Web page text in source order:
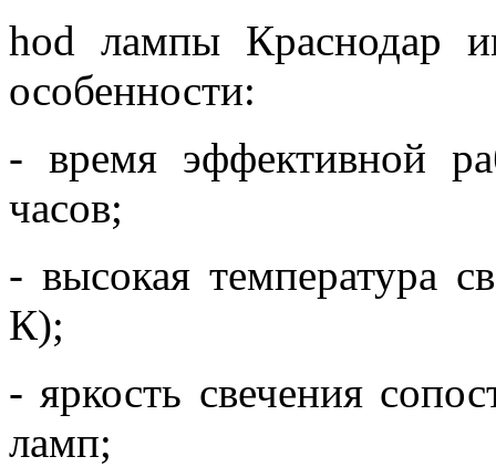
hod лампы Краснодар
особенности:
- время эффективной
часов;
- высокая температура
К);
- яркость свечения
ламп;